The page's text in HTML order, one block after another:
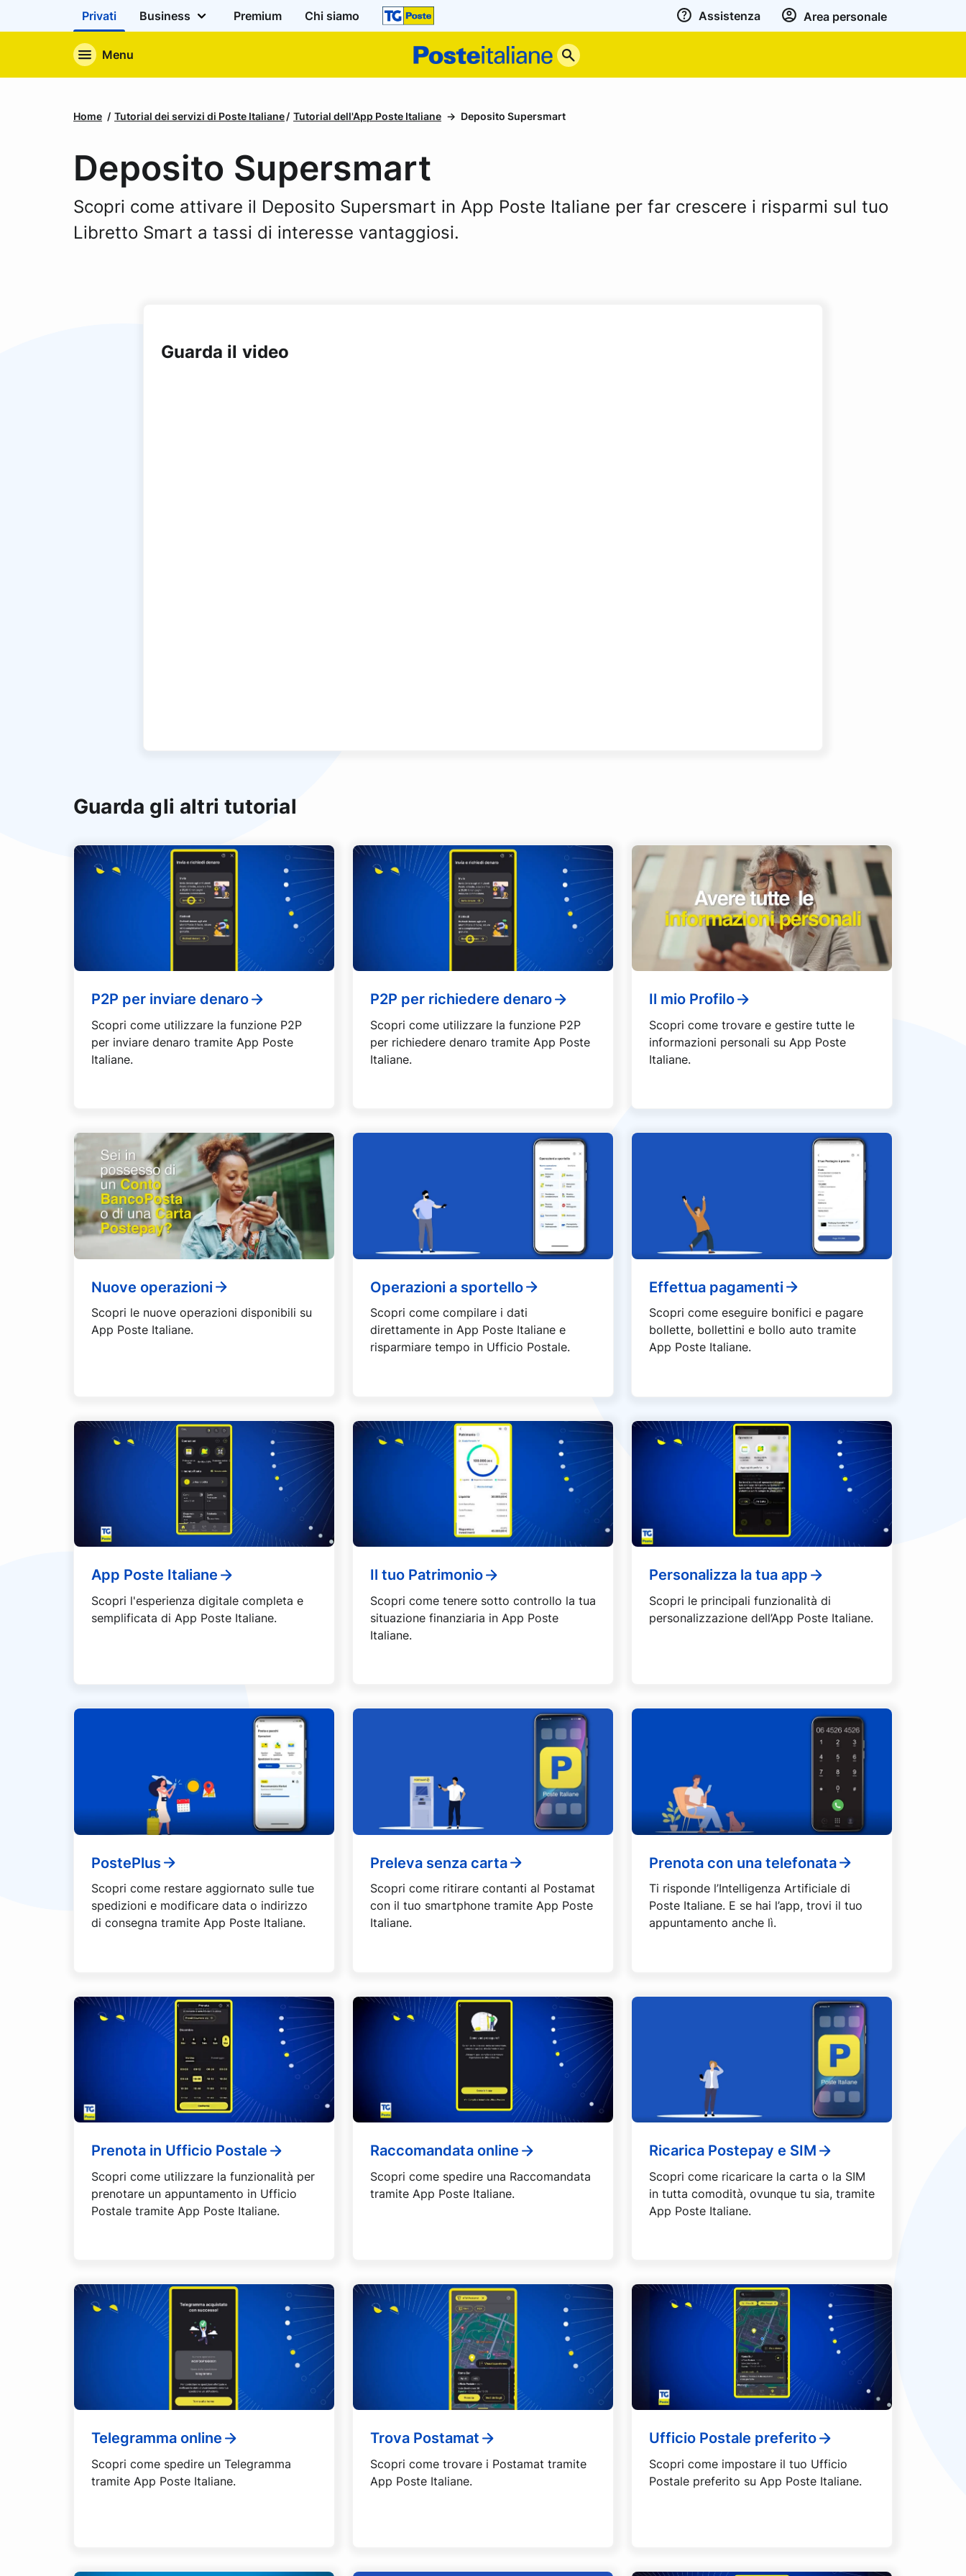
Privati Business Premium Chi siamo Assistenza Area personale
Menu
Poste
Italiane
Home Tutorial dei servizi di Poste Italiane Tutorial dell'App Poste Italiane Deposito Supersmart
Deposito Supersmart
Scopri come attivare il Deposito Supersmart in App Poste Italiane per far crescere i risparmi sul tuo
Libretto Smart a tassi di interesse vantaggiosi.
Guarda il video
Guarda gli altri tutorial
P2P per inviare denaro
Scopri come utilizzare la funzione P2P
per inviare denaro tramite App Poste
Italiane.
P2P per richiedere denaro
Scopri come utilizzare la funzione P2P
per richiedere denaro tramite App Poste
Italiane.
Il mio Profilo
Scopri come trovare e gestire tutte le
informazioni personali su App Poste
Italiane.
Nuove operazioni
Scopri le nuove operazioni disponibili su
App Poste Italiane.
Operazioni a sportello
Scopri come compilare i dati
direttamente in App Poste Italiane e
risparmiare tempo in Ufficio Postale.
Effettua pagamenti
Scopri come eseguire bonifici e pagare
bollette, bollettini e bollo auto tramite
App Poste Italiane.
App Poste Italiane
Scopri l'esperienza digitale completa e
semplificata di App Poste Italiane.
Il tuo Patrimonio
Scopri come tenere sotto controllo la tua
situazione finanziaria in App Poste
Italiane.
Personalizza la tua app
Scopri le principali funzionalità di
personalizzazione dell’App Poste Italiane.
PostePlus
Scopri come restare aggiornato sulle tue
spedizioni e modificare data o indirizzo
di consegna tramite App Poste Italiane.
Preleva senza carta
Scopri come ritirare contanti al Postamat
con il tuo smartphone tramite App Poste
Italiane.
Prenota con una telefonata
Ti risponde l’Intelligenza Artificiale di
Poste Italiane. E se hai l’app, trovi il tuo
appuntamento anche lì.
Prenota in Ufficio Postale
Scopri come utilizzare la funzionalità per
prenotare un appuntamento in Ufficio
Postale tramite App Poste Italiane.
Raccomandata online
Scopri come spedire una Raccomandata
tramite App Poste Italiane.
Ricarica Postepay e SIM
Scopri come ricaricare la carta o la SIM
in tutta comodità, ovunque tu sia, tramite
App Poste Italiane.
Telegramma online
Scopri come spedire un Telegramma
tramite App Poste Italiane.
Trova Postamat
Scopri come trovare i Postamat tramite
App Poste Italiane.
Ufficio Postale preferito
Scopri come impostare il tuo Ufficio
Postale preferito su App Poste Italiane.